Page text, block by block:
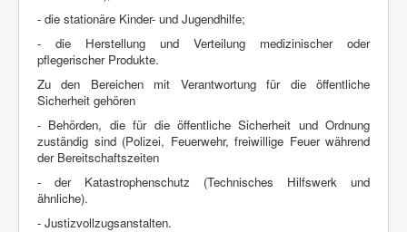
- die stationäre Kinder- und Jugendhilfe;
- die Herstellung und Verteilung medizinischer oder
pflegerischer Produkte.
Zu den Bereichen mit Verantwortung für die öffentliche
Sicherheit gehören
- Behörden, die für die öffentliche Sicherheit und Ordnung
zuständig sind (Polizei, Feuerwehr, freiwillige Feuer während
der Bereitschaftszeiten
- der Katastrophenschutz (Technisches Hilfswerk und
ähnliche).
- Justizvollzugsanstalten.